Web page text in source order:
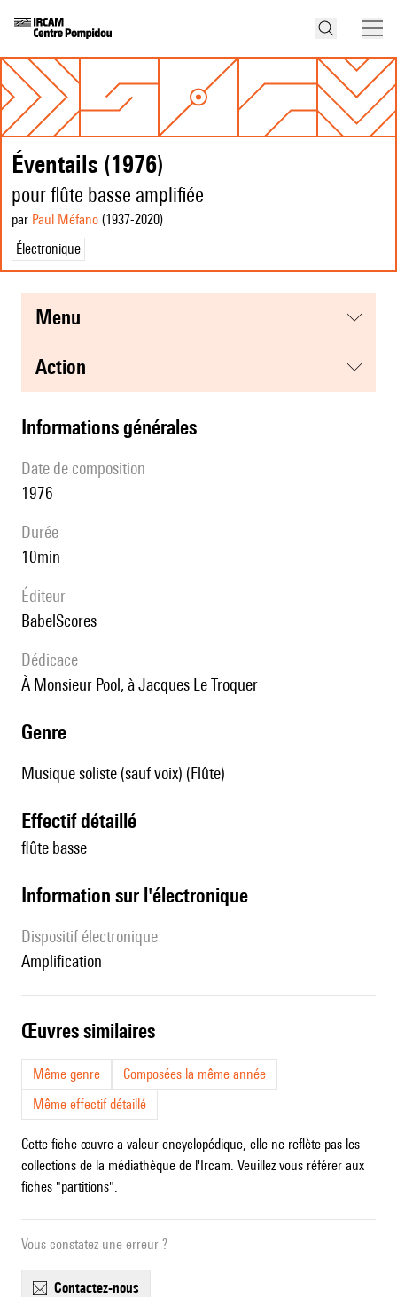
Éventails (1976)
pour flûte basse amplifiée
par Paul Méfano (1937-2020)
Électronique
menu
action
informations générales
date de composition
1976
durée
10min
éditeur
BabelScores
Dédicace
à Monsieur Pool, à Jacques Le Troquer
genre
Musique soliste (sauf voix) (Flûte)
effectif détaillé
flûte basse
Information sur l'électronique
Dispositif électronique
amplification
œuvres similaires
Même genre
Composées la même année
Même effectif détaillé
Cette fiche œuvre a valeur encyclopédique, elle ne reflète pas les
collections de la médiathèque de l'Ircam. Veuillez vous référer aux
fiches "partitions".
Vous constatez une erreur ?
contactez-nous